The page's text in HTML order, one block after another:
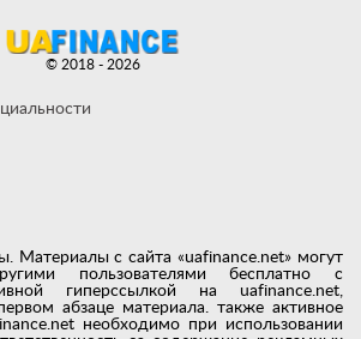
Материалы с сайта «uafinance.net» могут
пользователями бесплатно с
гиперссылкой на uafinance.net,
абзаце материала. также активное
необходимо при использовании
© 2018 - 2026